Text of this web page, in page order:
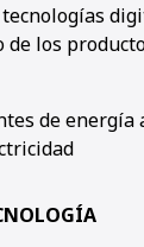
los
de energía